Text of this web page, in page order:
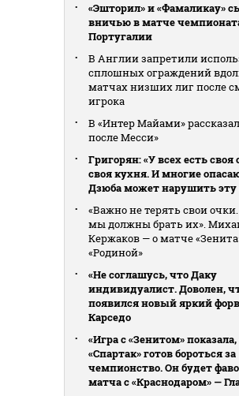
«Эшторил» и «Фамаликау»
вничью в матче
Португалии
В Англии запретили
сплошных ограждений
матчах низших лиг после
игрока
В «Интер Майами»
после Месси»
Григорян: «У всех есть своя
своя кухня. И многие
Дзюба может нарушить
«Важно не терять свои
мы должны брать их».
Кержаков — о матче
«Родиной»
«Не соглашусь, что Даку
индивидуалист. Доволен,
появился новый яркий
Карседо
«Игра с «Зенитом»
«Спартак» готов бороться за
чемпионство. Он будет
матча с «Краснодаром» —